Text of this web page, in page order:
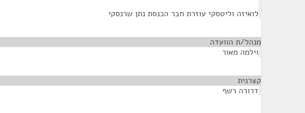
לואיזה וליטסקי עוזרת חבר הכנסת נתן שרנסקי
מנהל/ת הוועדה
וילמה מאור
קצרנית
דרורה רשף